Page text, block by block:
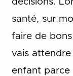
santé, sur
faire de
vais
enfant parce